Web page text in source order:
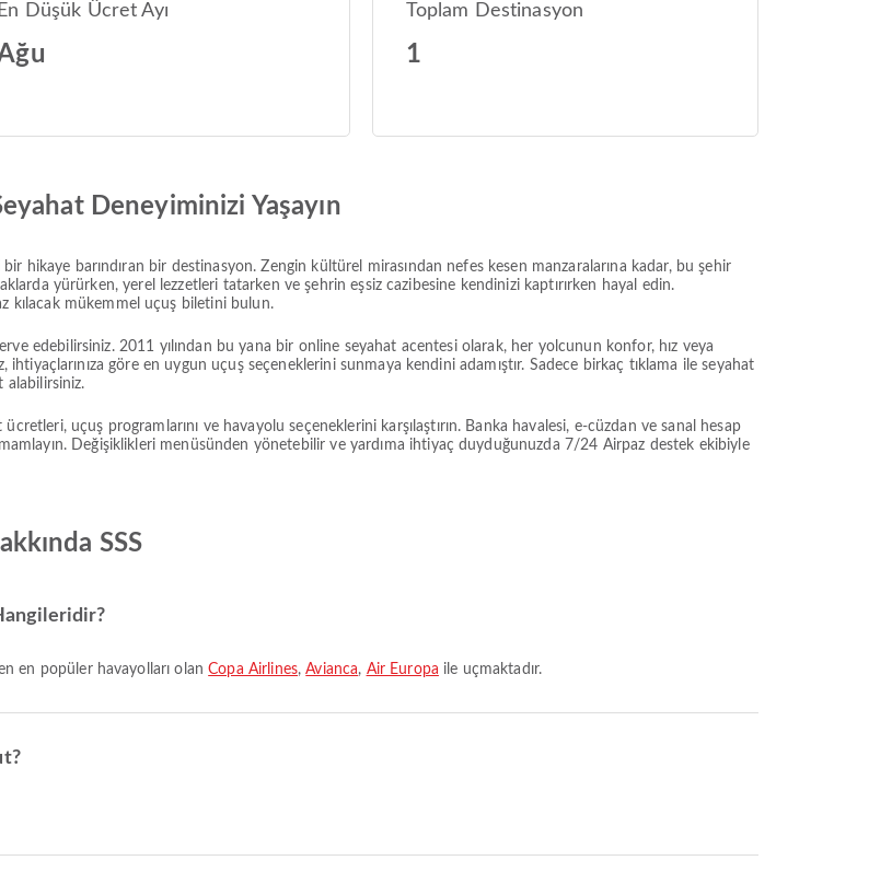
En Düşük Ücret Ayı Toplam Destinasyon
1
Deneyiminizi Yaşayın
hikaye barındıran bir destinasyon. Zengin kültürel mirasından nefes kesen manzaralarına kadar, bu şehir
yürürken, yerel lezzetleri tatarken ve şehrin eşsiz cazibesine kendinizi kaptırırken hayal edin.
kılacak mükemmel uçuş biletini bulun.
edebilirsiniz. 2011 yılından bu yana bir online seyahat acentesi olarak, her yolcunun konfor, hız veya
göre en uygun uçuş seçeneklerini sunmaya kendini adamıştır. Sadece birkaç tıklama ile seyahat
alabilirsiniz.
uçuş programlarını ve havayolu seçeneklerini karşılaştırın. Banka havalesi, e-cüzdan ve sanal hesap
Değişiklikleri menüsünden yönetebilir ve yardıma ihtiyaç duyduğunuzda 7/24 Airpaz destek ekibiyle
SSS
en popüler havayolları olanCopa Airlines,Avianca, Air Europa ile uçmaktadır.